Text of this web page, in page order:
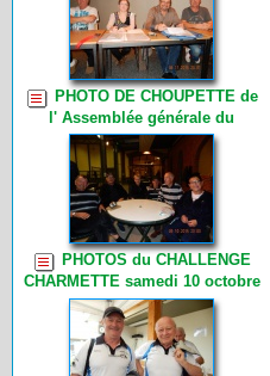
PHOTO DE CHOUPETTE de
l' Assemblée générale du
pétanque club de Cours-la-ville
du vendredi 6 novembre 2015 à
19h00 (14)
PHOTOS du CHALLENGE
CHARMETTE samedi 10 octobre
2015 de CHOUPETTE (30)